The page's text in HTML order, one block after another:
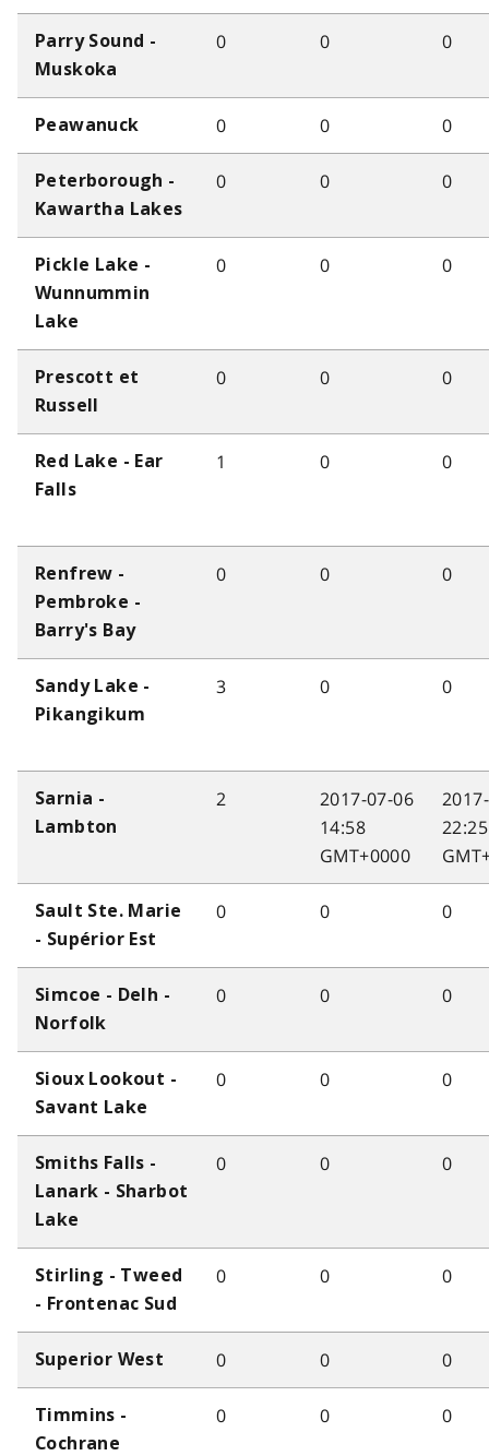
Parry Sound -
Muskoka
0 0 0
Peawanuck 0 0 0
Peterborough -
Kawartha Lakes
0 0 0
Pickle Lake -
Wunnummin
Lake
0 0 0
Prescott et
Russell
0 0 0
Red Lake - Ear
Falls
1 0 0
Renfrew -
Pembroke -
Barry's Bay
0 0 0
Sandy Lake -
Pikangikum
3 0 0
Sarnia -
Lambton
2
2017-07-06
14:58
GMT+0000
22:25
Sault Ste. Marie
- Supérior Est
0 0 0
Simcoe - Delh -
Norfolk
0 0 0
Sioux Lookout -
Savant Lake
0 0 0
Smiths Falls -
Lanark - Sharbot
Lake
0 0 0
Stirling - Tweed
- Frontenac Sud
0 0 0
Superior West 0 0 0
Timmins -
Cochrane
0 0 0